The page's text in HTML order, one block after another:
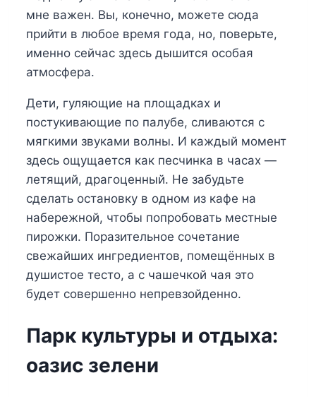
мне важен. Вы, конечно, можете сюда
прийти в любое время года, но, поверьте,
именно сейчас здесь дышится особая
атмосфера.
Дети, гуляющие на площадках и
постукивающие по палубе, сливаются с
мягкими звуками волны. И каждый момент
здесь ощущается как песчинка в часах —
летящий, драгоценный. Не забудьте
сделать остановку в одном из кафе на
набережной, чтобы попробовать местные
пирожки. Поразительное сочетание
свежайших ингредиентов, помещённых в
душистое тесто, а с чашечкой чая это
будет совершенно непревзойденно.
Парк культуры и отдыха:
оазис зелени